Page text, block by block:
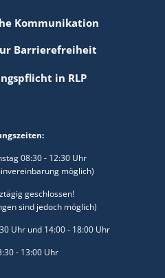
Kommunikation
Barrierefreiheit
in RLP
08:30 - 12:30 Uhr
möglich)
geschlossen!
sind jedoch möglich)
Uhr und 14:00 - 18:00 Uhr
- 13:00 Uhr